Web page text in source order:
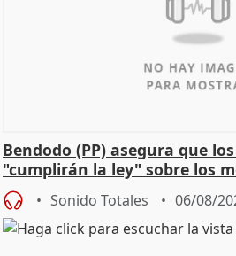
Bendodo (PP) asegura que
"cumplirán la ley" sobre los
Sonido Totales 06/08/